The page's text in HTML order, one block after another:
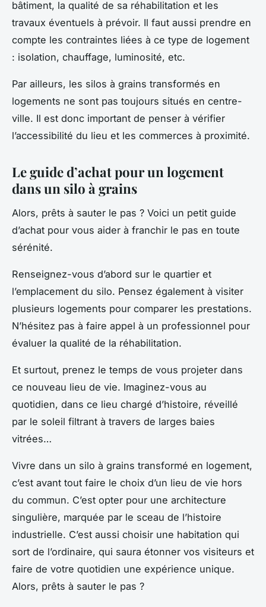
bâtiment, la qualité de sa réhabilitation et les
travaux éventuels à prévoir. Il faut aussi prendre en
compte les contraintes liées à ce type de logement
: isolation, chauffage, luminosité, etc.
Par ailleurs, les silos à grains transformés en
logements ne sont pas toujours situés en centre-
ville. Il est donc important de penser à vérifier
l’accessibilité du lieu et les commerces à proximité.
Le guide d’achat pour un logement
dans un silo à grains
Alors, prêts à sauter le pas ? Voici un petit guide
d’achat pour vous aider à franchir le pas en toute
sérénité.
Renseignez-vous d’abord sur le quartier et
l’emplacement du silo. Pensez également à visiter
plusieurs logements pour comparer les prestations.
N’hésitez pas à faire appel à un professionnel pour
évaluer la qualité de la réhabilitation.
Et surtout, prenez le temps de vous projeter dans
ce nouveau lieu de vie. Imaginez-vous au
quotidien, dans ce lieu chargé d’histoire, réveillé
par le soleil filtrant à travers de larges baies
vitrées…
Vivre dans un silo à grains transformé en logement,
c’est avant tout faire le choix d’un lieu de vie hors
du commun. C’est opter pour une architecture
singulière, marquée par le sceau de l’histoire
industrielle. C’est aussi choisir une habitation qui
sort de l’ordinaire, qui saura étonner vos visiteurs et
faire de votre quotidien une expérience unique.
Alors, prêts à sauter le pas ?